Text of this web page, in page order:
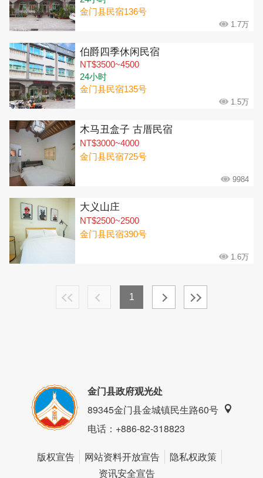
金门县民宿136号
1.7万
伯爵四季休闲民宿
NT$3500~4500
24小时
金门县民宿135号
1.5万
木马丑盒子 古厝民宿
NT$3000~4000
金门县民宿725号
9984
大义山庄
NT$2500~2500
金门县民宿390号
1.6万
1
金门县政府观光处
89345金门县金城镇民生路60号
电话：+886-82-318823
版权宣告 网站资料开放宣告
隐私权政策
资讯安全宣告